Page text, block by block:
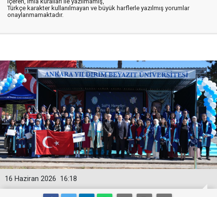
Türkçe karakter kullanılmayan ve büyük harflerle yazılmış yorumlar
onaylanmamaktadır.
16:18
16 Haziran 2026